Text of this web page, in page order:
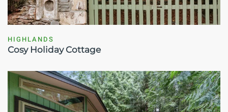
HIGHLANDS
Cosy Holiday Cottage